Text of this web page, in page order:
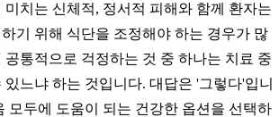
미치는 신체적, 정서적 피해와 함께 환자는
기 위해 식단을 조정해야 하는 경우가 많
공통적으로 걱정하는 것 중 하나는 치료 중
느냐 하는 것입니다. 대답은 '그렇다'입니
모두에 도움이 되는 건강한 옵션을 선택하